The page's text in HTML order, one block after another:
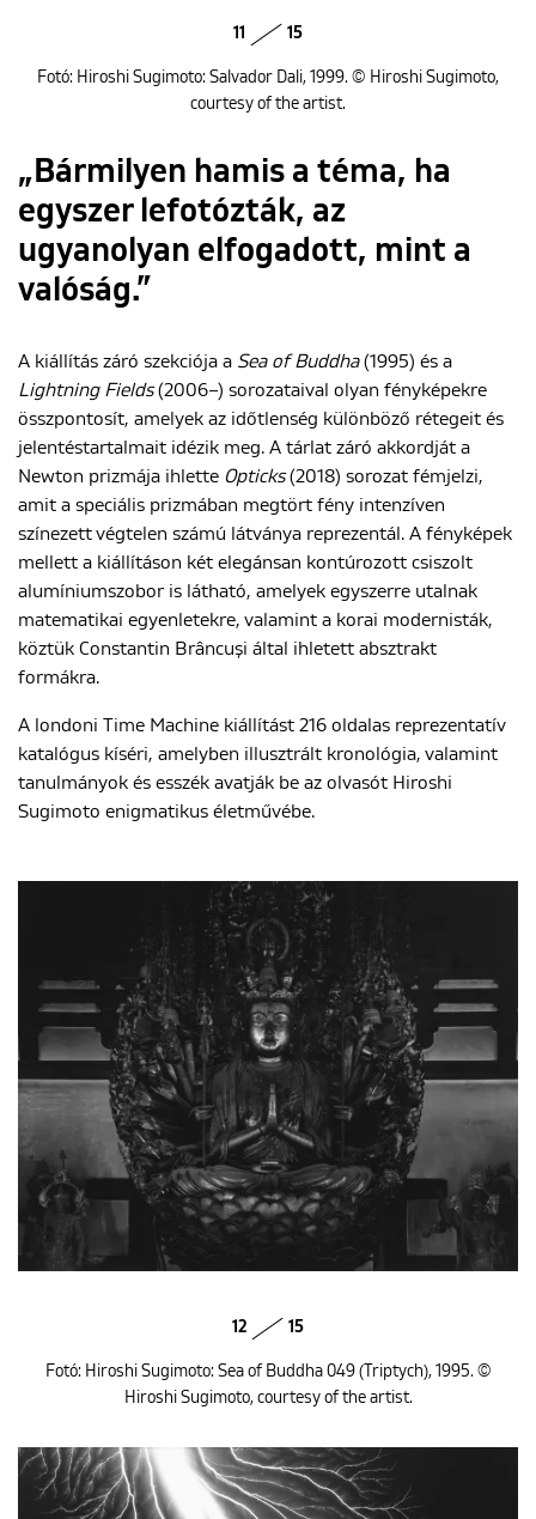
11 15
Fotó: Hiroshi Sugimoto: Salvador Dali, 1999. © Hiroshi Sugimoto,
courtesy of the artist.
„Bármilyen hamis a téma, ha
egyszer lefotózták, az
ugyanolyan elfogadott, mint a
valóság.”
A kiállítás záró szekciója a Sea of Buddha(1995) és a
Lightning Fields(2006–) sorozataival olyan fényképekre
összpontosít, amelyek az időtlenség különböző rétegeit és
jelentéstartalmait idézik meg. A tárlat záró akkordját a
Newton prizmája ihlette Opticks(2018) sorozat fémjelzi,
amit a speciális prizmában megtört fény intenzíven
színezett végtelen számú látványa reprezentál. A fényképek
mellett a kiállításon két elegánsan kontúrozott csiszolt
alumíniumszobor is látható, amelyek egyszerre utalnak
matematikai egyenletekre, valamint a korai modernisták,
köztük Constantin Brâncuși által ihletett absztrakt
formákra.
A londoni Time Machine kiállítást 216 oldalas reprezentatív
katalógus kíséri, amelyben illusztrált kronológia, valamint
tanulmányok és esszék avatják be az olvasót Hiroshi
Sugimoto enigmatikus életművébe.
12 15
Fotó: Hiroshi Sugimoto: Sea of Buddha 049 (Triptych), 1995. ©
Hiroshi Sugimoto, courtesy of the artist.